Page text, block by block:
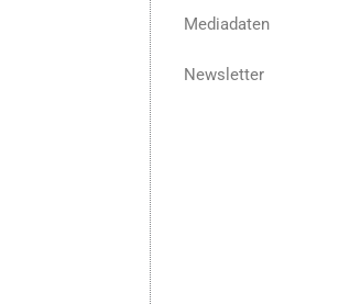
Mediadaten
Newsletter